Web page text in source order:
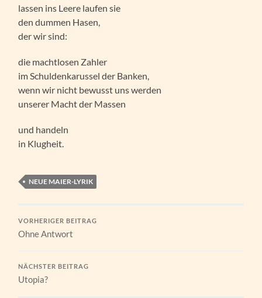
lassen ins Leere laufen sie
den dummen Hasen,
der wir sind:
die machtlosen Zahler
im Schuldenkarussel der Banken,
wenn wir nicht bewusst uns werden
unserer Macht der Massen
und handeln
in Klugheit.
NEUE MAIER-LYRIK
VORHERIGER BEITRAG
Ohne Antwort
NÄCHSTER BEITRAG
Utopia?